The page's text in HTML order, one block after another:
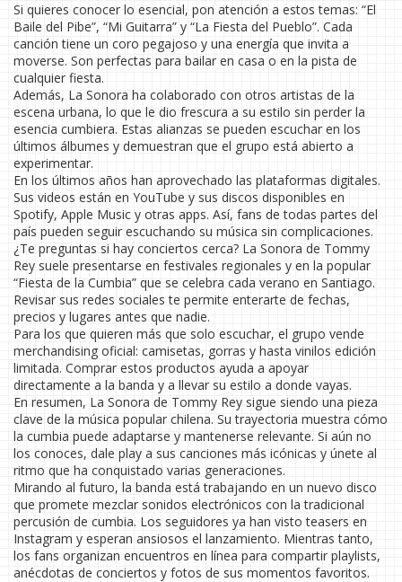
Si quieres conocer lo esencial, pon atención a estos temas: “El
Baile del Pibe”, “Mi Guitarra” y “La Fiesta del Pueblo”. Cada
canción tiene un coro pegajoso y una energía que invita a
moverse. Son perfectas para bailar en casa o en la pista de
cualquier fiesta.
Además, La Sonora ha colaborado con otros artistas de la
escena urbana, lo que le dio frescura a su estilo sin perder la
esencia cumbiera. Estas alianzas se pueden escuchar en los
últimos álbumes y demuestran que el grupo está abierto a
experimentar.
En los últimos años han aprovechado las plataformas digitales.
Sus videos están en YouTube y sus discos disponibles en
Spotify, Apple Music y otras apps. Así, fans de todas partes del
país pueden seguir escuchando su música sin complicaciones.
¿Te preguntas si hay conciertos cerca? La Sonora de Tommy
Rey suele presentarse en festivales regionales y en la popular
“Fiesta de la Cumbia” que se celebra cada verano en Santiago.
Revisar sus redes sociales te permite enterarte de fechas,
precios y lugares antes que nadie.
Para los que quieren más que solo escuchar, el grupo vende
merchandising oficial: camisetas, gorras y hasta vinilos edición
limitada. Comprar estos productos ayuda a apoyar
directamente a la banda y a llevar su estilo a donde vayas.
En resumen, La Sonora de Tommy Rey sigue siendo una pieza
clave de la música popular chilena. Su trayectoria muestra cómo
la cumbia puede adaptarse y mantenerse relevante. Si aún no
los conoces, dale play a sus canciones más icónicas y únete al
ritmo que ha conquistado varias generaciones.
Mirando al futuro, la banda está trabajando en un nuevo disco
que promete mezclar sonidos electrónicos con la tradicional
percusión de cumbia. Los seguidores ya han visto teasers en
Instagram y esperan ansiosos el lanzamiento. Mientras tanto,
los fans organizan encuentros en línea para compartir playlists,
anécdotas de conciertos y fotos de sus momentos favoritos.